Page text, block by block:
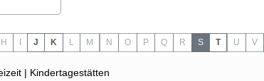
H I J K L M N O P Q R S T U V
| Kindertagestätten